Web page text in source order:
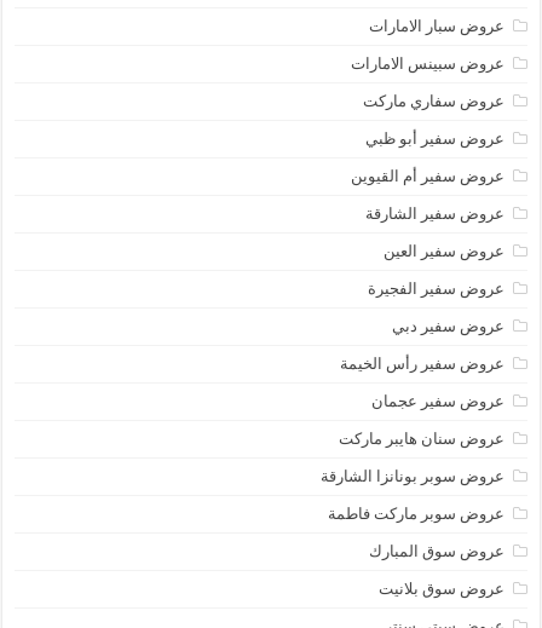
عروض سبار الامارات
عروض سبينس الامارات
عروض سفاري ماركت
عروض سفير أبو ظبي
عروض سفير أم القيوين
عروض سفير الشارقة
عروض سفير العين
عروض سفير الفجيرة
عروض سفير دبي
عروض سفير رأس الخيمة
عروض سفير عجمان
عروض سنان هايبر ماركت
عروض سوبر بونانزا الشارقة
عروض سوبر ماركت فاطمة
عروض سوق المبارك
عروض سوق بلانيت